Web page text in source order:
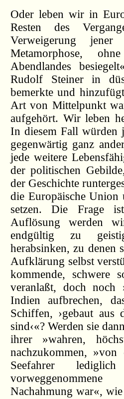
Oder leben wir in
Resten des
Verweigerung
Metamorphose,
Abendlandes
Rudolf Steiner in
bemerkte und
Art von Mittelpunkt
aufgehört. Wir leben
In diesem Fall würden
gegenwärtig ganz
jede weitere
der politischen
der Geschichte
die Europäische
setzen. Die Frage
Auflösung werden
endgültig zu
herabsinken, zu denen
Aufklärung selbst
kommende, schwere
veranlaßt, doch noch
Indien aufbrechen,
Schiffen, ›gebaut
sind‹«? Werden sie
ihrer »wahren,
nachzukommen,
Seefahrer
Nachahmung war«,